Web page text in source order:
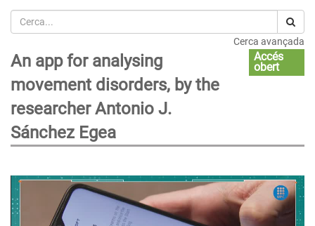
Cerca
Cerca avançada
An app for analysing
movement disorders, by the
researcher Antonio J.
Sánchez Egea
Accés
obert